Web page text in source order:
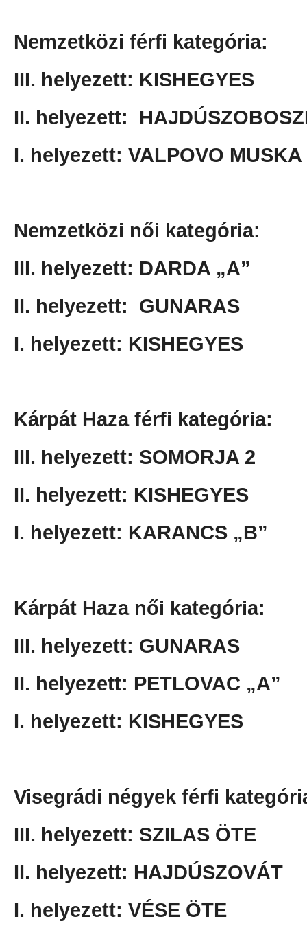
Nemzetközi férfi kategória:
III. helyezett: KISHEGYES
II. helyezett:
I. helyezett: VALPOVO MUSKA
Nemzetközi női kategória:
III. helyezett: DARDA „A”
II. helyezett: GUNARAS
I. helyezett: KISHEGYES
Kárpát Haza férfi kategória:
III. helyezett: SOMORJA 2
II. helyezett: KISHEGYES
I. helyezett: KARANCS „B”
Kárpát Haza női kategória:
III. helyezett: GUNARAS
II. helyezett: PETLOVAC „A”
I. helyezett: KISHEGYES
Visegrádi négyek férfi
III. helyezett: SZILAS ÖTE
II. helyezett: HAJDÚSZOVÁT
I. helyezett: VÉSE ÖTE